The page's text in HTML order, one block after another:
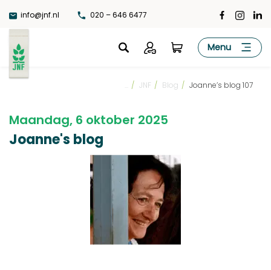
naar
de
inhoud
info@jnf.nl 020 – 646 6477
JNF Menu
/ JNF / Blog / Joanne’s blog 107
Maandag, 6 oktober 2025
Joanne's blog